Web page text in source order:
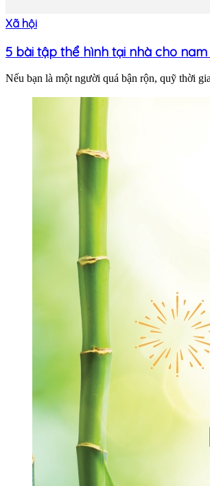
Xã hội
5 bài tập thể hình tại nhà cho nam
Nếu bạn là một người quá bận rộn, quỹ thời